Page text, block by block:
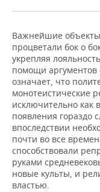
Важнейшие объекты
процветали бок о
укрепляя
помощи аргументов
означает, что
монотеистические
исключительно как
появления гораздо
впоследствии
почти во все
способствовали
руками
новые культы, и
властью.